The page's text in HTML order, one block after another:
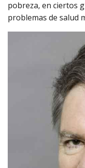
pobreza, en ciertos
problemas de salud